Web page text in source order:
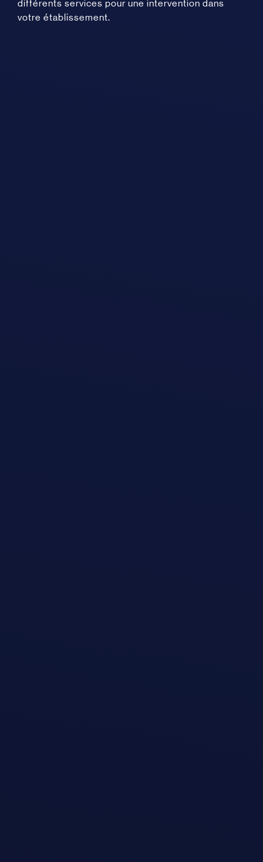
différents services pour une intervention dans
votre établissement.